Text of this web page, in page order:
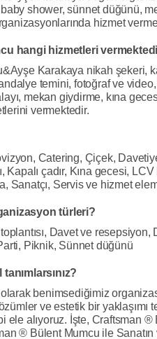
shower, sünnet düğünü,
hizmet
hangi hizmetleri
Karakaya nikah şekeri,
temini, fotoğraf ve
mekan giydirme, kına
vermektedir.
Catering, Çiçek,
Kapalı çadır, Kına gecesi,
Sanatçı, Servis ve hizmet
türleri?
Davet ve
Piknik, Sünnet düğünü
benimsediğimiz
ve estetik bir
ele alıyoruz. İşte, Craftsman
® Bülent Mumcu ile